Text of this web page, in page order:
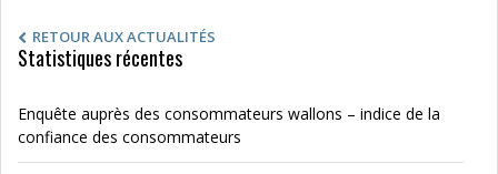
RETOUR AUX ACTUALITÉS
Statistiques récentes
Enquête auprès des consommateurs wallons – indice de la
confiance des consommateurs